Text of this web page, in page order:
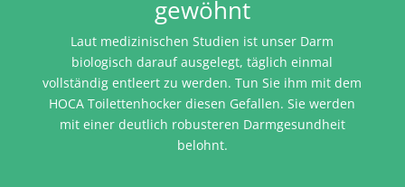
gewöhnt
Laut medizinischen Studien ist unser Darm
biologisch darauf ausgelegt, täglich einmal
vollständig entleert zu werden. Tun Sie ihm mit dem
HOCA Toilettenhocker diesen Gefallen. Sie werden
mit einer deutlich robusteren Darmgesundheit
belohnt.